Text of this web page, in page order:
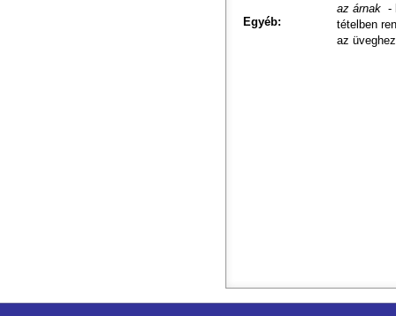
Egyéb:
az árnak -
tételben
az